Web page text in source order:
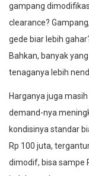
gampang
clearance?
gede biar lebih
Bahkan, banyak
tenaganya lebih
Harganya juga
demand-nya
kondisinya standar
Rp 100 juta,
dimodif, bisa sampe